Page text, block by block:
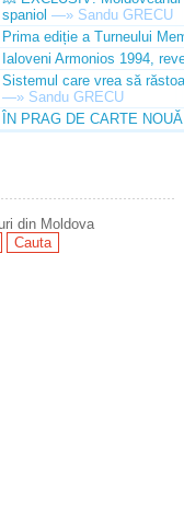
spaniol —» Sandu GRECU
Prima ediție a Turneului
Ialoveni Armonios 1994,
Sistemul care vrea să
—» Sandu GRECU
ÎN PRAG DE CARTE NOUĂ
din Moldova